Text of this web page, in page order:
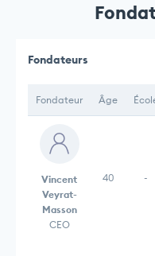
Fondateurs
Fondateur Âge
Vincent
Veyrat-
Masson
CEO
40 -